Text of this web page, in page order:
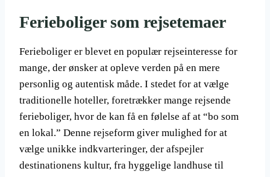
Ferieboliger som rejsetemaer
Ferieboliger er blevet en populær rejseinteresse for
mange, der ønsker at opleve verden på en mere
personlig og autentisk måde. I stedet for at vælge
traditionelle hoteller, foretrækker mange rejsende
ferieboliger, hvor de kan få en følelse af at “bo som
en lokal.” Denne rejseform giver mulighed for at
vælge unikke indkvarteringer, der afspejler
destinationens kultur, fra hyggelige landhuse til